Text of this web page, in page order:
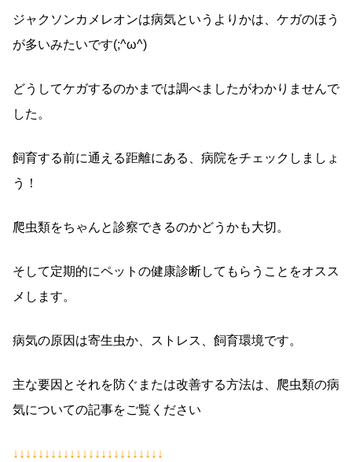
ジャクソンカメレオンは病気というよりかは、ケガのほう
が多いみたいです(;^ω^)
どうしてケガするのかまでは調べましたがわかりませんで
した。
飼育する前に通える距離にある、病院をチェックしましょ
う！
爬虫類をちゃんと診察できるのかどうかも大切。
そして定期的にペットの健康診断してもらうことをオスス
メします。
病気の原因は寄生虫か、ストレス、飼育環境です。
主な要因とそれを防ぐまたは改善する方法は、爬虫類の病
気についての記事をご覧ください
↓↓↓↓↓↓↓↓↓↓↓↓↓↓↓↓↓↓↓↓↓↓↓↓